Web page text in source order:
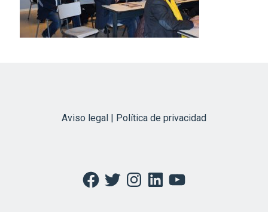
Aviso legal | Política de privacidad
Facebook
TwitterInstagramLinkedInYouTube